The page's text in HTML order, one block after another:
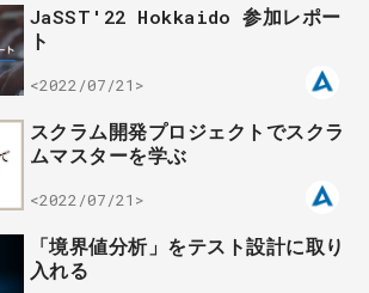
JaSST'22 Hokkaido 参加レポー
ト
<2022/07/21>
スクラム開発プロジェクトでスクラ
ムマスターを学ぶ
<2022/07/21>
「境界値分析」をテスト設計に取り
入れる